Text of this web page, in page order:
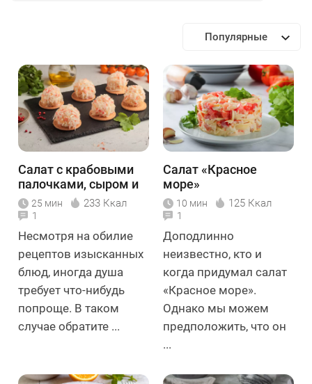
Популярные
Салат с крабовыми
палочками, сыром и
яйцами
25 мин 233 Ккал
1
Несмотря на обилие
рецептов изысканных
блюд, иногда душа
требует что-нибудь
попроще. В таком
случае обратите ...
Салат «Красное
море»
10 мин 125 Ккал
1
Доподлинно
неизвестно, кто и
когда придумал салат
«Красное море».
Однако мы можем
предположить, что он
...